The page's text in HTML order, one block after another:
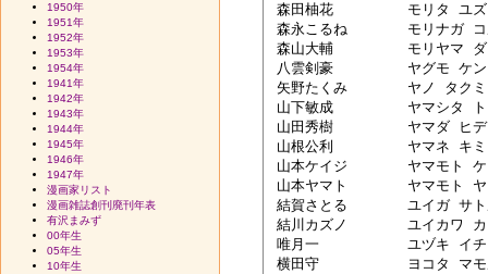
森田柚花　	モリタ ユズカ
森永こるね	モリナガ コルネ
森山大輔　	モリヤマ ダイスケ
八雲剣豪　	ヤグモ ケンゴウ
矢野たくみ	ヤノ タクミ
山下敏成　	ヤマシタ トシナリ
山田秀樹　	ヤマダ ヒデキ
山根公利　	ヤマネ キミトシ
山本ケイジ	ヤマモト ケイジト
山本ヤマト	ヤマモト ヤマト
結賀さとる	ユイガ サトル
結川カズノ	ユイカワ カズノ
唯月一　　	ユヅキ イチ
横田守　　	ヨコタ マモル
1950年
1951年
1952年
1953年
1954年
1941年
1942年
1943年
1944年
1945年
1946年
1947年
漫画家リスト
漫画雑誌創刊廃刊年表
有沢まみず
00年生
05年生
10年生